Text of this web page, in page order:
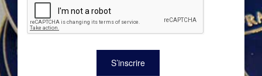
S’inscrire